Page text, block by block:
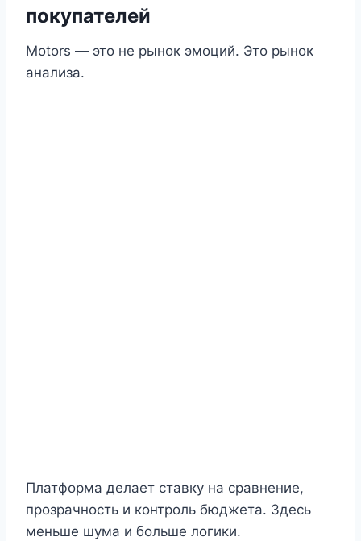
покупателей
Motors — это не рынок эмоций. Это рынок
анализа.
Платформа делает ставку на сравнение,
прозрачность и контроль бюджета. Здесь
меньше шума и больше логики.